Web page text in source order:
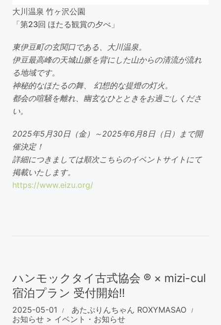
大川温泉 竹ヶ沢公園
「第23回 ほたる観賞の夕べ」
東伊豆町の玄関口である、大川温泉。
伊豆最高峰の天城山脈を背にした山からの清流が流れ
る地域です。
神秘的なほたるの舞、 幻想的な提燈の灯火。
都会の喧騒を離れ、幽玄なひとときをお過ごしくださ
い。
2025年5月30日（金）～2025年6月8日（日）まで開
催決定！
詳細につきましては順次こちらのイベントサイトにて
掲載いたします。
https://www.eizu.org/
ハンモックタイ古式協会 ® × mizi-cul
宿泊プラン 受付開始!!
2025-05-01 あたぷりんちゃん ROXYMASAO
お知らせ > イベント・お知らせ